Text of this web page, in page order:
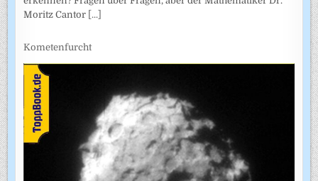
Moritz Cantor [...]
Kometenfurcht